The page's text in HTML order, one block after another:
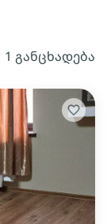
1 განცხადება